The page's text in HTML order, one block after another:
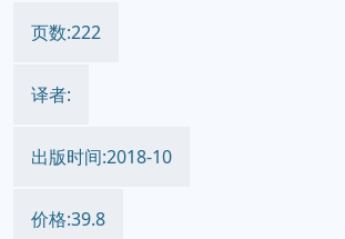
页数:222
译者:
出版时间:2018-10
价格:39.8